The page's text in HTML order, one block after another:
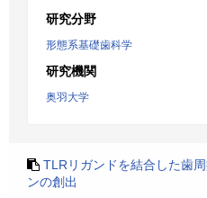
研究分野
形態系基礎歯科学
研究機関
奥羽大学
TLRリガンドを結合した歯
ンの創出